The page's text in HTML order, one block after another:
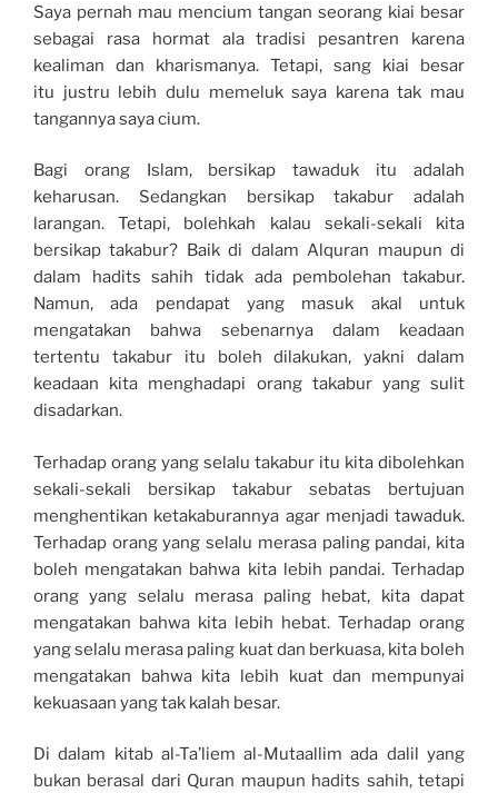
Saya pernah mau mencium tangan seorang kiai besar
sebagai rasa hormat ala tradisi pesantren karena
kealiman dan kharismanya. Tetapi, sang kiai besar
itu justru lebih dulu memeluk saya karena tak mau
tangannya saya cium.
Bagi orang Islam, bersikap tawaduk itu adalah
keharusan. Sedangkan bersikap takabur adalah
larangan. Tetapi, bolehkah kalau sekali-sekali kita
bersikap takabur? Baik di dalam Alquran maupun di
dalam hadits sahih tidak ada pembolehan takabur.
Namun, ada pendapat yang masuk akal untuk
mengatakan bahwa sebenarnya dalam keadaan
tertentu takabur itu boleh dilakukan, yakni dalam
keadaan kita menghadapi orang takabur yang sulit
disadarkan.
Terhadap orang yang selalu takabur itu kita dibolehkan
sekali-sekali bersikap takabur sebatas bertujuan
menghentikan ketakaburannya agar menjadi tawaduk.
Terhadap orang yang selalu merasa paling pandai, kita
boleh mengatakan bahwa kita lebih pandai. Terhadap
orang yang selalu merasa paling hebat, kita dapat
mengatakan bahwa kita lebih hebat. Terhadap orang
yang selalu merasa paling kuat dan berkuasa, kita boleh
mengatakan bahwa kita lebih kuat dan mempunyai
kekuasaan yang tak kalah besar.
Di dalam kitab al-Ta’liem al-Mutaallim ada dalil yang
bukan berasal dari Quran maupun hadits sahih, tetapi